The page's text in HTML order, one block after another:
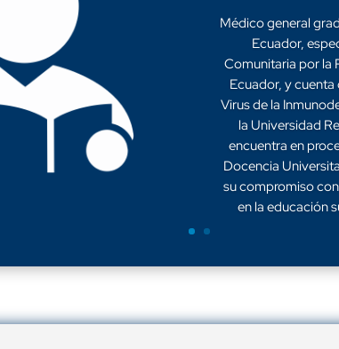
Médico general
Ecuador,
Comunitaria por la
Ecuador, y
Virus de la
la Universidad
encuentra en
Docencia
su compromiso
en la educación